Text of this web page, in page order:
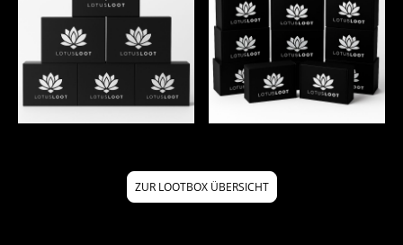
ZUR LOOTBOX ÜBERSICHT